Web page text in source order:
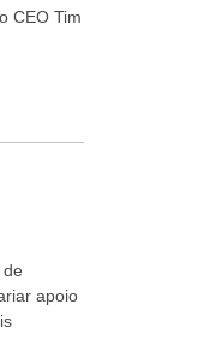
CEO Tim
apoio